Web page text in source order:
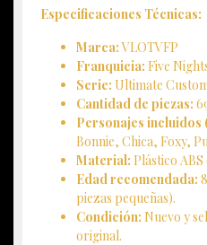
Especificaciones Técnicas:
Marca:VLOTVFP
Franquicia: Five
Serie: Ultimate
Cantidad de piezas:
Personajes incluidos
Bonnie, Chica, Foxy,
Material: Plástico
Edad recomendada:
piezas pequeñas).
Condición: Nuevo y
original.